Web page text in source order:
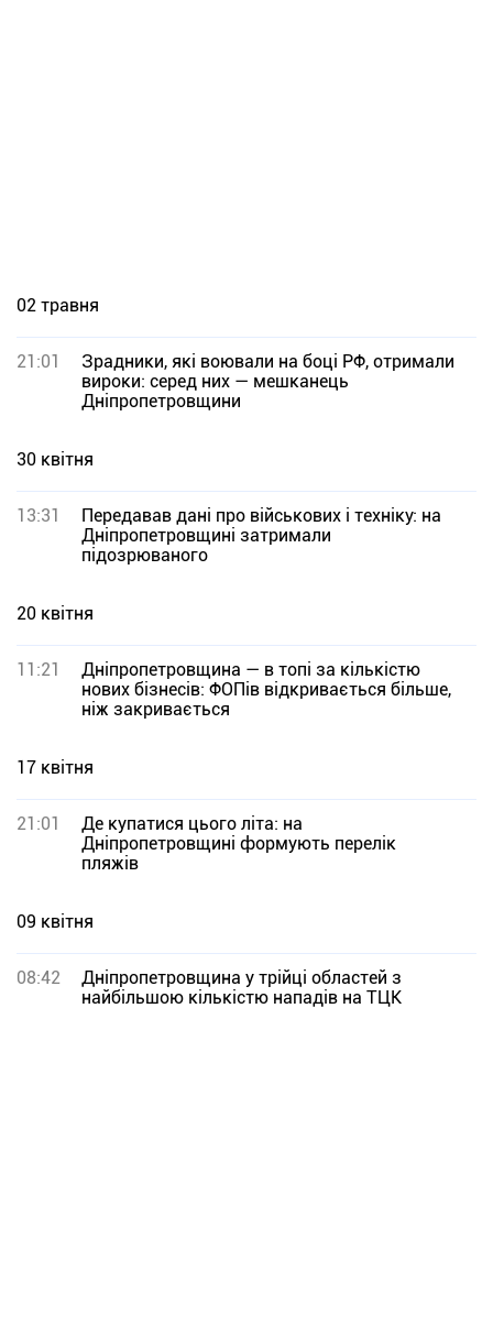
02 травня
21:01
Зрадники, які воювали на боці РФ, отримали
вироки: серед них — мешканець
Дніпропетровщини
30 квітня
13:31
Передавав дані про військових і техніку: на
Дніпропетровщині затримали
підозрюваного
20 квітня
11:21
Дніпропетровщина — в топі за кількістю
нових бізнесів: ФОПів відкривається більше,
ніж закривається
17 квітня
21:01
Де купатися цього літа: на
Дніпропетровщині формують перелік
пляжів
09 квітня
08:42
Дніпропетровщина у трійці областей з
найбільшою кількістю нападів на ТЦК